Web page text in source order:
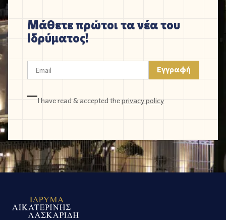
Μάθετε πρώτοι τα νέα του
Ιδρύματος!
I have read & accepted theprivacy policy